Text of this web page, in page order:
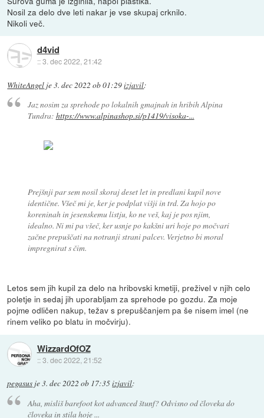
Nosil za delo dve leti nakar je vse skupaj crknilo.
Nikoli več.
d4vid
::3. dec 2022, 21:42
WhiteAngel je3. dec 2022 ob 01:29izjavil:
Jaz nosim za sprehode po lokalnih gmajnah in hribih Alpina
Tundra: https://www.alpinashop.si/p1419/visoka-...
Prejšnji par sem nosil skoraj deset let in predlani kupil nove
identične. Všeč mi je, ker je podplat višji in trd. Za hojo po
koreninah in jesenskemu listju, ko ne veš, kaj je pos njim,
idealno. Ni mi pa všeč, ker usnje po kakšni uri hoje po močvari
začne prepuščati na notranji strani palcev. Verjetno bi moral
impregnirat s čim.
Letos sem jih kupil za delo na hribovski kmetiji, preživel v njih celo
poletje in sedaj jih uporabljam za sprehode po gozdu. Za moje
pojme odličen nakup, težav s prepuščanjem pa še nisem imel (ne
rinem veliko po blatu in močvirju).
WizzardOfOZ
::3. dec 2022, 21:52
pegasus je3. dec 2022 ob 17:35izjavil:
Aha, misliš barefoot kot advanced štunf? Odvisno od človeka do
človeka in stila hoje ...